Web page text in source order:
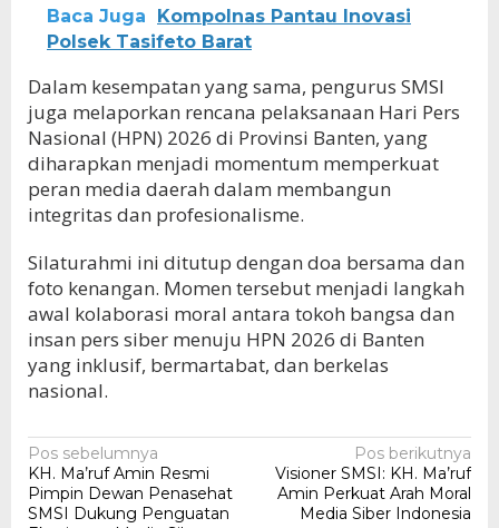
Baca Juga
Kompolnas Pantau Inovasi
Polsek Tasifeto Barat
Dalam kesempatan yang sama, pengurus SMSI
juga melaporkan rencana pelaksanaan Hari Pers
Nasional (HPN) 2026 di Provinsi Banten, yang
diharapkan menjadi momentum memperkuat
peran media daerah dalam membangun
integritas dan profesionalisme.
Silaturahmi ini ditutup dengan doa bersama dan
foto kenangan. Momen tersebut menjadi langkah
awal kolaborasi moral antara tokoh bangsa dan
insan pers siber menuju HPN 2026 di Banten
yang inklusif, bermartabat, dan berkelas
nasional.
Navigasi
pos
Pos sebelumnya
KH. Ma’ruf Amin Resmi
Pimpin Dewan Penasehat
SMSI Dukung Penguatan
Pos berikutnya
Visioner SMSI: KH. Ma’ruf
Amin Perkuat Arah Moral
Media Siber Indonesia